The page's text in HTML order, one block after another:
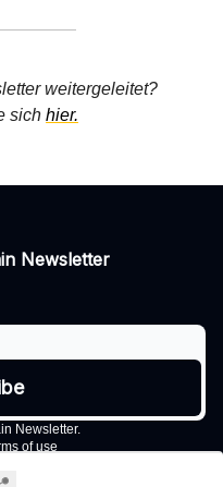
weitergeleitet?
sich hier.
Newsletter
Newsletter.
of use
beehiiv